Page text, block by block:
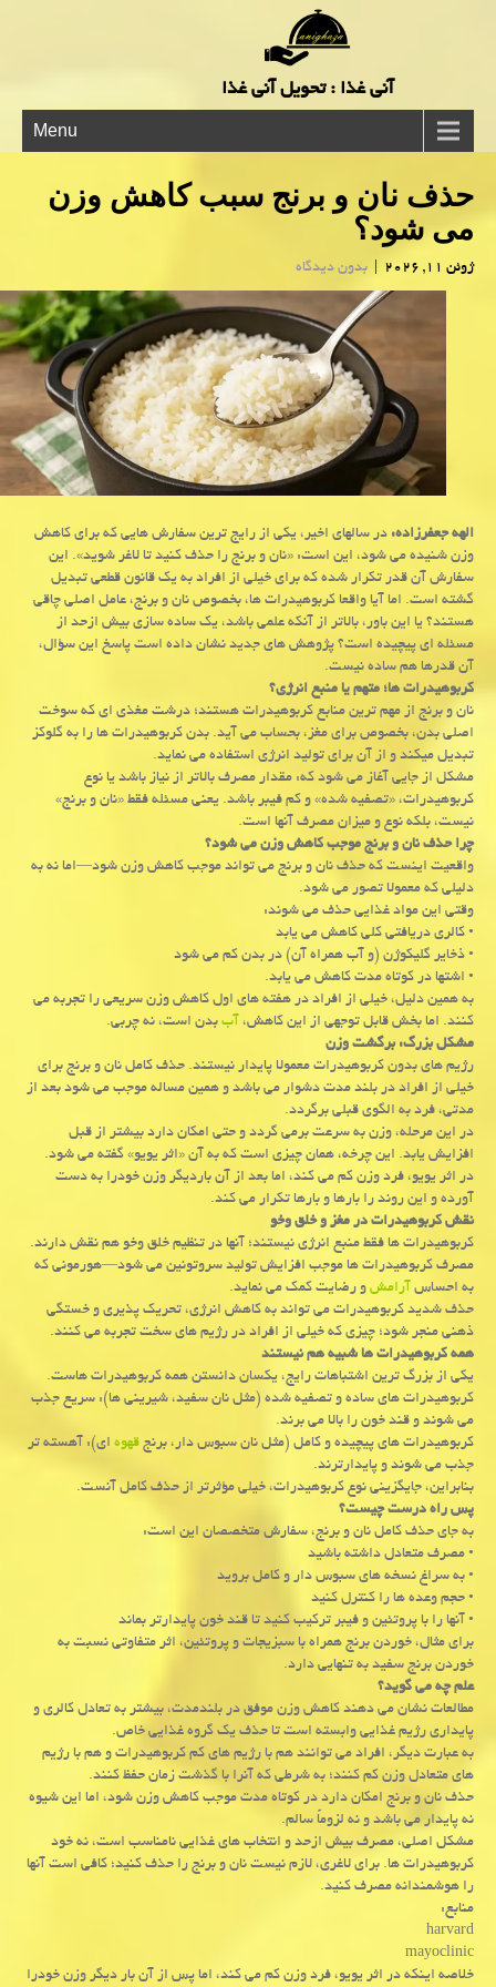
آنی غذا : تحویل آنی غذا
Menu
حذف نان و برنج سبب کاهش وزن
می شود؟
ژوئن 11, 2026 | بدون دیدگاه
الهه جعفرزاده:در سالهای اخیر، یکی از رایج ترین سفارش هایی که برای کاهش
وزن شنیده می شود، این است: «نان و برنج را حذف کنید تا لاغر شوید». این
سفارش آن قدر تکرار شده که برای خیلی از افراد به یک قانون قطعی تبدیل
گشته است. اما آیا واقعا کربوهیدرات ها، بخصوص نان و برنج، عامل اصلی چاقی
هستند؟ یا این باور، بالاتر از آنکه علمی باشد، یک ساده سازی بیش ازحد از
مسئله ای پیچیده است؟ پژوهش های جدید نشان داده است پاسخ این سؤال،
آن قدرها هم ساده نیست.
کربوهیدرات ها؛ متهم یا منبع انرژی؟
نان و برنج از مهم ترین منابع کربوهیدرات هستند؛ درشت مغذی ای که سوخت
اصلی بدن، بخصوص برای مغز، بحساب می آید. بدن کربوهیدرات ها را به گلوکز
تبدیل میکند و از آن برای تولید انرژی استفاده می نماید.
مشکل از جایی آغاز می شود که: مقدار مصرف بالاتر از نیاز باشد یا نوع
کربوهیدرات، «تصفیه شده» و کم فیبر باشد. یعنی مسئله فقط «نان و برنج»
نیست، بلکه نوع و میزان مصرف آنها است.
چرا حذف نان و برنج موجب کاهش وزن می شود؟
واقعیت اینست که حذف نان و برنج می تواند موجب کاهش وزن شود—اما نه به
دلیلی که معمولا تصور می شود.
وقتی این مواد غذایی حذف می شوند:
• کالری دریافتی کلی کاهش می یابد
• ذخایر گلیکوژن (و آب همراه آن) در بدن کم می شود
• اشتها در کوتاه مدت کاهش می یابد.
به همین دلیل، خیلی از افراد در هفته های اول کاهش وزن سریعی را تجربه می
کنند. اما بخش قابل توجهی از این کاهش،آببدن است، نه چربی.
مشکل بزرگ: برگشت وزن
رژیم های بدون کربوهیدرات معمولا پایدار نیستند. حذف کامل نان و برنج برای
خیلی از افراد در بلند مدت دشوار می باشد و همین مساله موجب می شود بعد از
مدتی، فرد به الگوی قبلی برگردد.
در این مرحله، وزن به سرعت برمی گردد و حتی امکان دارد بیشتر از قبل
افزایش یابد. این چرخه، همان چیزی است که به آن «اثر یویو» گفته می شود.
در اثر یویو، فرد وزن کم می کند، اما بعد از آن باردیگر وزن خودرا به دست
آورده و این روند را بارها و بارها تکرار می کند.
نقش کربوهیدرات در مغز و خلق وخو
کربوهیدرات ها فقط منبع انرژی نیستند؛ آنها در تنظیم خلق وخو هم نقش دارند.
مصرف کربوهیدرات ها موجب افزایش تولید سروتونین می شود—هورمونی که
به احساسآرامشو رضایت کمک می نماید.
حذف شدید کربوهیدرات می تواند به کاهش انرژی، تحریک پذیری و خستگی
ذهنی منجر شود؛ چیزی که خیلی از افراد در رژیم های سخت تجربه می کنند.
همه کربوهیدرات ها شبیه هم نیستند
یکی از بزرگ ترین اشتباهات رایج، یکسان دانستن همه کربوهیدرات هاست.
کربوهیدرات های ساده و تصفیه شده (مثل نان سفید، شیرینی ها): سریع جذب
می شوند و قند خون را بالا می برند.
کربوهیدرات های پیچیده و کامل (مثل نان سبوس دار، برنجقهوهای): آهسته تر
جذب می شوند و پایدارترند.
بنابراین، جایگزینی نوع کربوهیدرات، خیلی مؤثرتر از حذف کامل آنست.
پس راه درست چیست؟
به جای حذف کامل نان و برنج، سفارش متخصصان این است:
• مصرف متعادل داشته باشید
• به سراغ نسخه های سبوس دار و کامل بروید
• حجم وعده ها را کنترل کنید
• آنها را با پروتئین و فیبر ترکیب کنید تا قند خون پایدارتر بماند
برای مثال، خوردن برنج همراه با سبزیجات و پروتئین، اثر متفاوتی نسبت به
خوردن برنج سفید به تنهایی دارد.
علم چه می گوید؟
مطالعات نشان می دهند کاهش وزن موفق در بلندمدت، بیشتر به تعادل کالری و
پایداری رژیم غذایی وابسته است تا حذف یک گروه غذایی خاص.
به عبارت دیگر، افراد می توانند هم با رژیم های کم کربوهیدرات و هم با رژیم
های متعادل وزن کم کنند؛ به شرطی که آنرا با گذشت زمان حفظ کنند.
حذف نان و برنج امکان دارد در کوتاه مدت موجب کاهش وزن شود، اما این شیوه
نه پایدار می باشد و نه لزوماً سالم.
مشکل اصلی، مصرف بیش ازحد و انتخاب های غذایی نامناسب است، نه خود
کربوهیدرات ها. برای لاغری، لازم نیست نان و برنج را حذف کنید؛ کافی است آنها
را هوشمندانه مصرف کنید.
منابع:
harvard
mayoclinic
خلاصه اینکه در اثر یویو، فرد وزن کم می کند، اما پس از آن بار دیگر وزن خودرا